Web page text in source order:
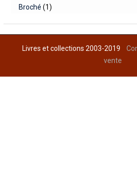
Broché (1)
Livres et collections 2003-2019
vente